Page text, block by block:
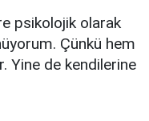
psikolojik olarak
Çünkü hem
Yine de kendilerine